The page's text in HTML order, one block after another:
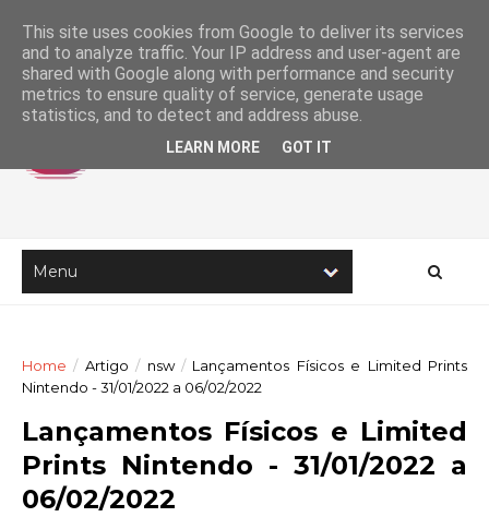
Home / Artigo / nsw / Lançamentos Físicos e Limited Prints
Nintendo - 31/01/2022 a 06/02/2022
Lançamentos Físicos e Limited
Prints Nintendo - 31/01/2022 a
06/02/2022
This site uses cookies from Google to deliver its services
and to analyze traffic. Your IP address and user-agent are
shared with Google along with performance and security
metrics to ensure quality of service, generate usage
statistics, and to detect and address abuse.
LEARN MORE GOT IT